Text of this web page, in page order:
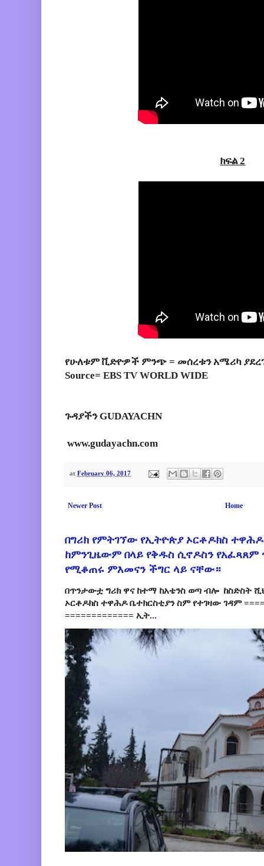
ክፍል 2
የሁለቱም ቪድዮዎች ምንጭ = መሰረቱን አሜሪካ
Source= EBS TV WORLD WIDE
ጉዳያችን GUDAYACHN
www.gudayachn.com
at February 06, 2017
Newer Post Home
በግሪክ የምትገኘው የኢትዮጵያ ኦርቶዶክስ
ከምንጊዜውም በላይ የቅዱስ ሲኖዶስን የአፈጻጸም
የሚቆጠሩ ምእመናን ችግር ላይ ናቸው።
በጥንታውቷ ግሪክ ዋና ከተማ ከአቴንስ ወጣ ብሎ ከስድስት
ኦርቶዶክስ ተዋሕዶ ቤተክርስቲያን ስም የተገዛው ገዳም
============= ኢት...